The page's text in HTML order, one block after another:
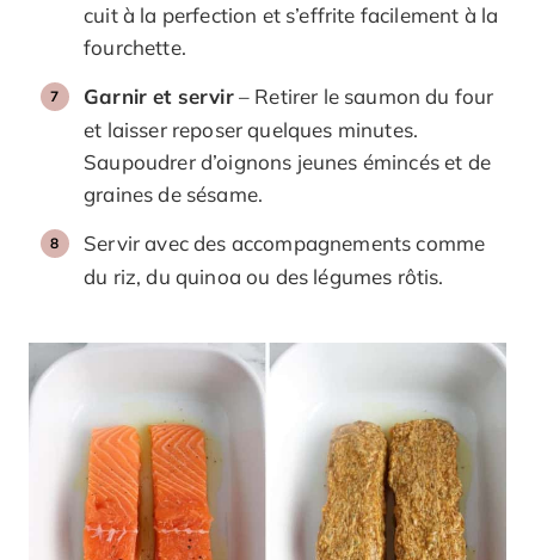
cuit à la perfection et s’effrite facilement à la
fourchette.
Garnir et servir– Retirer le saumon du four
et laisser reposer quelques minutes.
Saupoudrer d’oignons jeunes émincés et de
graines de sésame.
Servir avec des accompagnements comme
du riz, du quinoa ou des légumes rôtis.